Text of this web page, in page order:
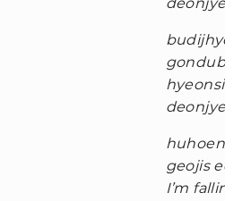
geojis
I’m